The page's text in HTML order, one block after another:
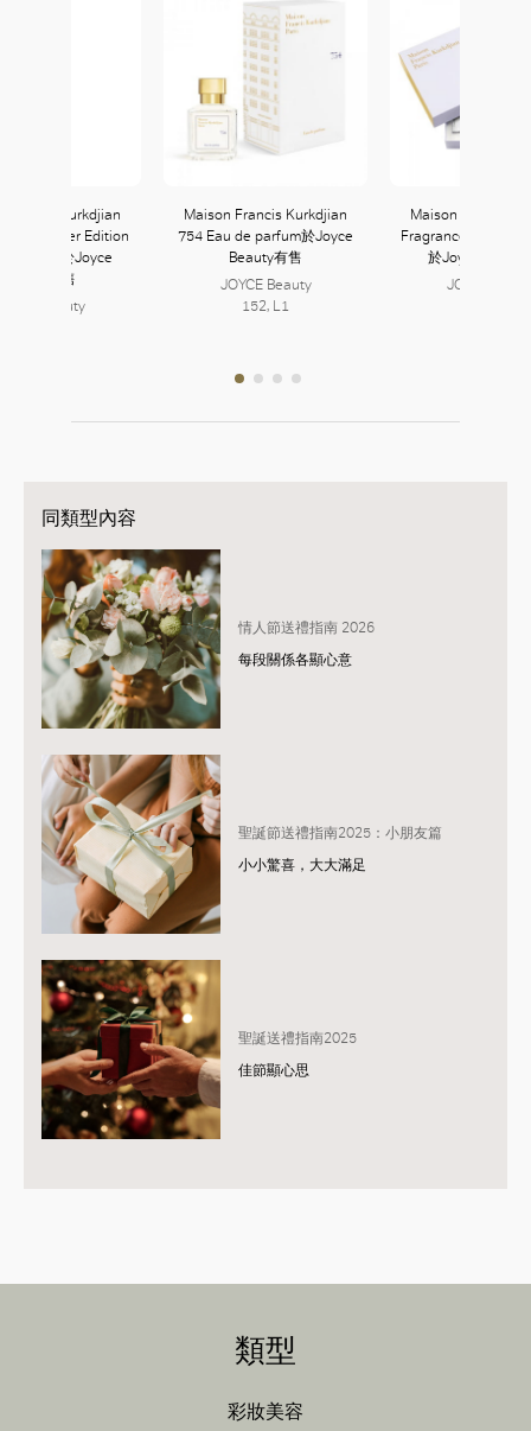
Francis Kurkdjian
Silver Edition
parfum於Joyce
Beauty有售
Beauty
Maison Francis Kurkdjian
754 Eau de parfum於Joyce
Beauty有售
JOYCE Beauty
152, L1
Maison Francis
Fragrance
於Joyce
JOYCE
同類型內容
情人節送禮指南 2026
每段關係各顯心意
聖誕節送禮指南2025：小朋友篇
小小驚喜，大大滿足
聖誕送禮指南2025
佳節顯心思
類型
彩妝美容